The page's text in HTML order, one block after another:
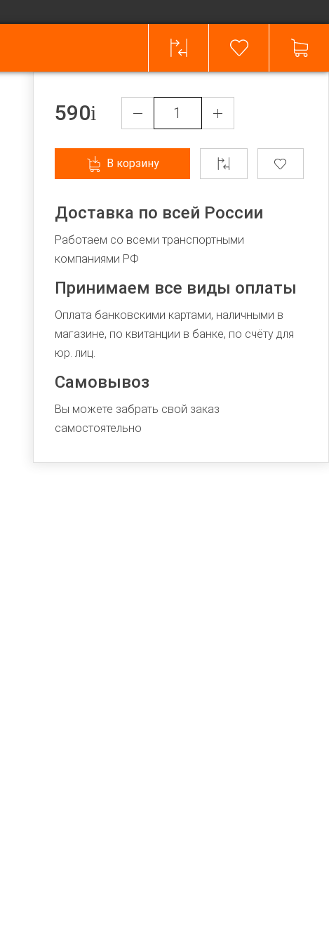
590
В корзину
Доставка по всей России
Работаем со всеми транспортными
компаниями РФ
Принимаем все виды оплаты
Оплата банковскими картами, наличными в
магазине, по квитанции в банке, по счёту для
юр. лиц.
Самовывоз
Вы можете забрать свой заказ
самостоятельно